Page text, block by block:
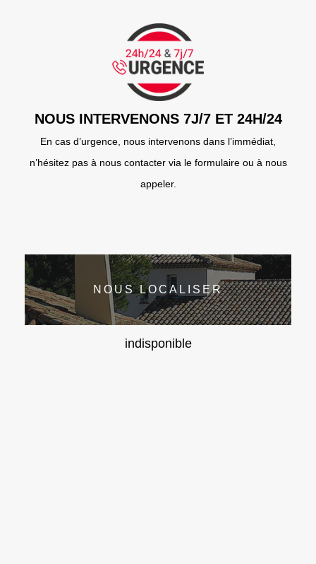
NOUS INTERVENONS 7J/7 ET 24H/24
En cas d’urgence, nous intervenons dans l’immédiat,
n’hésitez pas à nous contacter via le formulaire ou à nous
appeler.
NOUS LOCALISER
indisponible